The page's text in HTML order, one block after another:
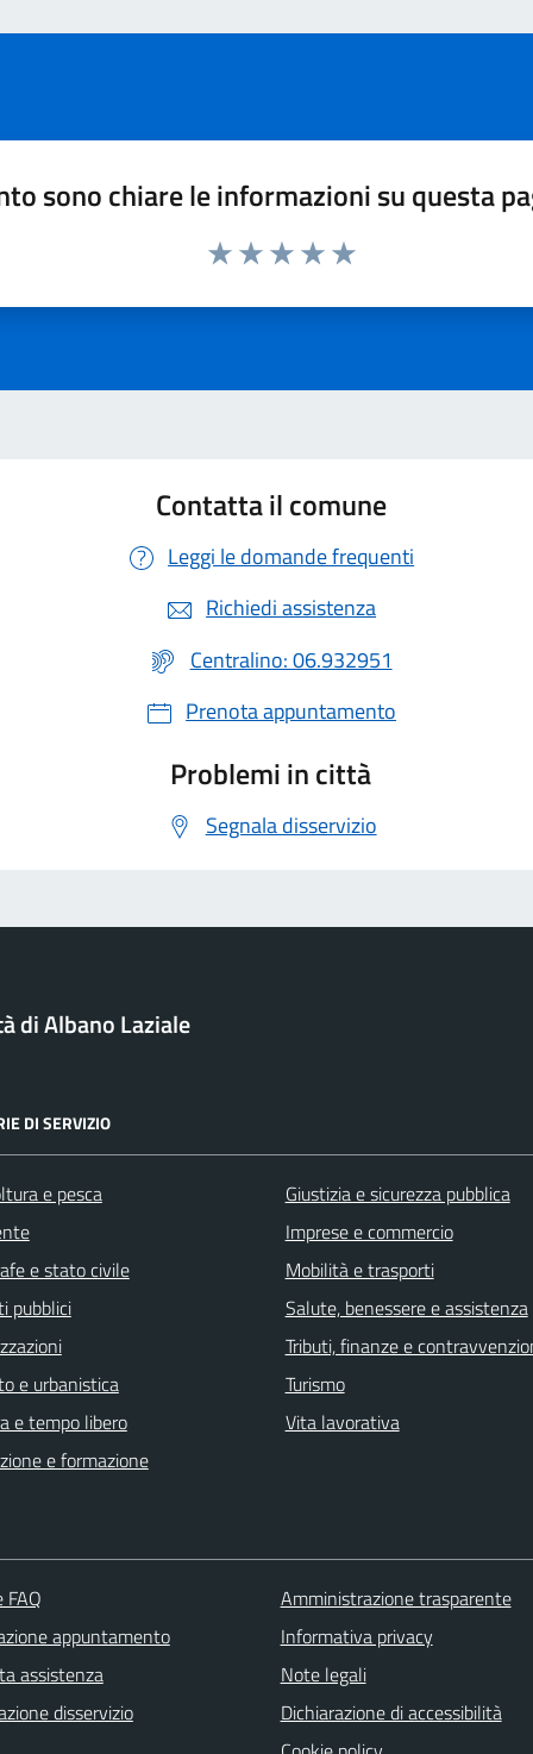
sono chiare le informazioni su questa
Contatta il comune
Leggi le domande frequenti
Richiedi assistenza
Centralino: 06.932951
Prenota appuntamento
Problemi in città
Segnala disservizio
di Albano Laziale
DI SERVIZIO
e pesca
e stato civile
pubblici
e urbanistica
e tempo libero
e formazione
Giustizia e sicurezza pubblica
Imprese e commercio
Mobilità e trasporti
Salute, benessere e assistenza
Tributi, finanze e
Turismo
Vita lavorativa
FAQ
appuntamento
assistenza
disservizio
Amministrazione trasparente
Informativa privacy
Note legali
Dichiarazione di accessibilità